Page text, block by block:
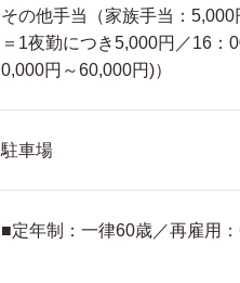
その他手当（家族手当：
＝1夜勤につき5,000円／16：
0,000円～60,000円)）
駐車場
■定年制：一律60歳／再雇用